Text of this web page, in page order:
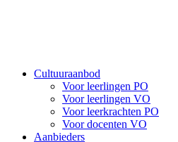
Cultuuraanbod
Voor leerlingen PO
Voor leerlingen VO
Voor leerkrachten PO
Voor docenten VO
Aanbieders